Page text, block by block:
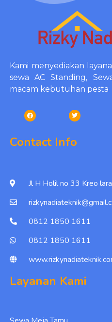
Kami menyediakan
sewa AC Standing,
macam kebutuhan pesta
Contact Info
Jl H Holil no 33 Kreo
0812 1850 1611
0812 1850 1611
Layanan Kami